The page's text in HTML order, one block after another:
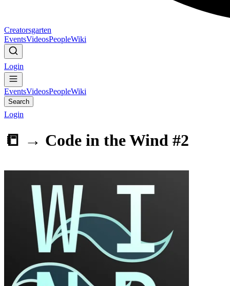
Creatorsgarten
EventsVideosPeopleWiki
Login
EventsVideosPeopleWiki
Search
Login
📒 → Code in the Wind #2